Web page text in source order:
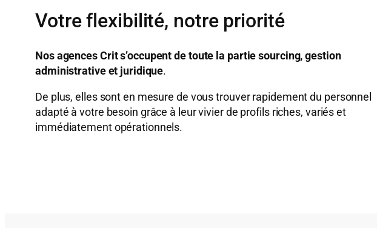
Votre flexibilité, notre priorité
Nos agences Crit s’occupent de toute la partie sourcing, gestion
administrative et juridique.
De plus, elles sont en mesure de vous trouver rapidement du personnel
adapté à votre besoin grâce à leur vivier de profils riches, variés et
immédiatement opérationnels.